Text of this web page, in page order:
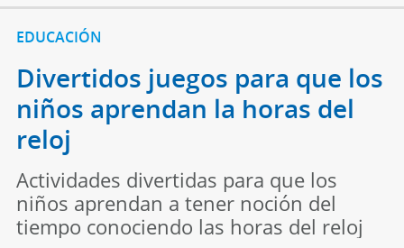
EDUCACIÓN
Divertidos juegos para que los
niños aprendan la horas del
reloj
Actividades divertidas para que los
niños aprendan a tener noción del
tiempo conociendo las horas del reloj